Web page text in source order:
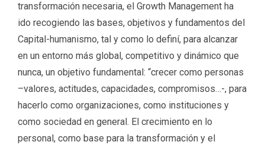
transformación necesaria, el Growth Management ha
ido recogiendo las bases, objetivos y fundamentos del
Capital-humanismo, tal y como lo definí, para alcanzar
en un entorno más global, competitivo y dinámico que
nunca, un objetivo fundamental: “crecer como personas
–valores, actitudes, capacidades, compromisos…-, para
hacerlo como organizaciones, como instituciones y
como sociedad en general. El crecimiento en lo
personal, como base para la transformación y el